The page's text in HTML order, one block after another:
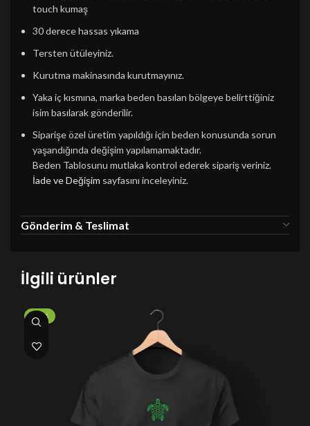
touch kumaş
30 derece hassas yıkama
Tersten ütüleyiniz.
Kurutma makinasında kurutmayınız.
Yaka iç kısmına, marka beden basılan bölgeye belirttiğiniz
isim basılarak gönderilir.
Siparişe özel üretim yapıldığı için beden konusunda sorun
yaşandığında değişim yapılamamaktadır.
Beden Tablosunu mutlaka kontrol ederek sipariş veriniz.
İade ve Değişim sayfasını inceleyiniz.
Gönderim & Teslimat
İlgili ürünler
-35%